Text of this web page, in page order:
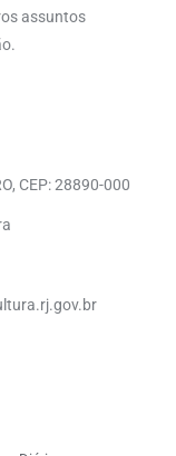
assuntos
CEP: 28890-000